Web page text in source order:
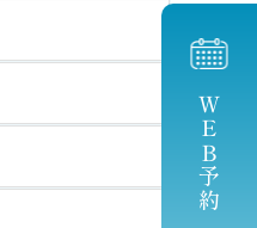
ＷＥＢ予約